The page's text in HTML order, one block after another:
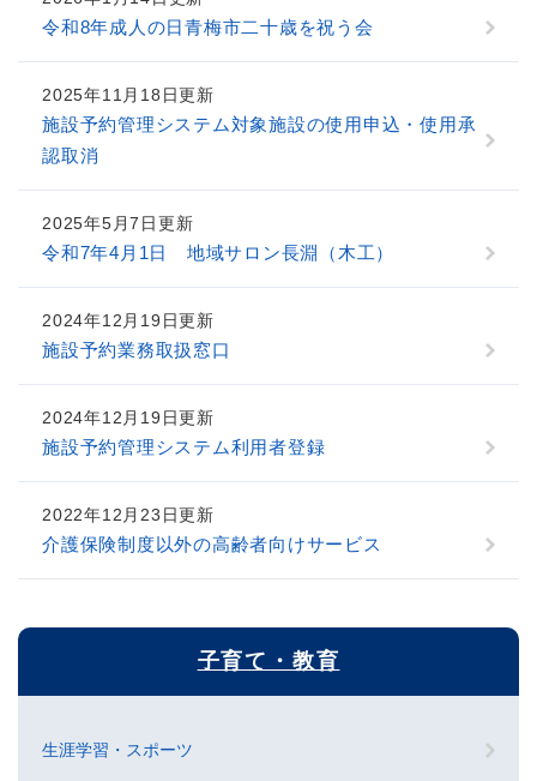
令和8年成人の日青梅市二十歳を祝う会
2025年11月18日更新
施設予約管理システム対象施設の使用申込・使用承
認取消
2025年5月7日更新
令和7年4月1日 地域サロン長淵（木工）
2024年12月19日更新
施設予約業務取扱窓口
2024年12月19日更新
施設予約管理システム利用者登録
2022年12月23日更新
介護保険制度以外の高齢者向けサービス
子育て・教育
生涯学習・スポーツ